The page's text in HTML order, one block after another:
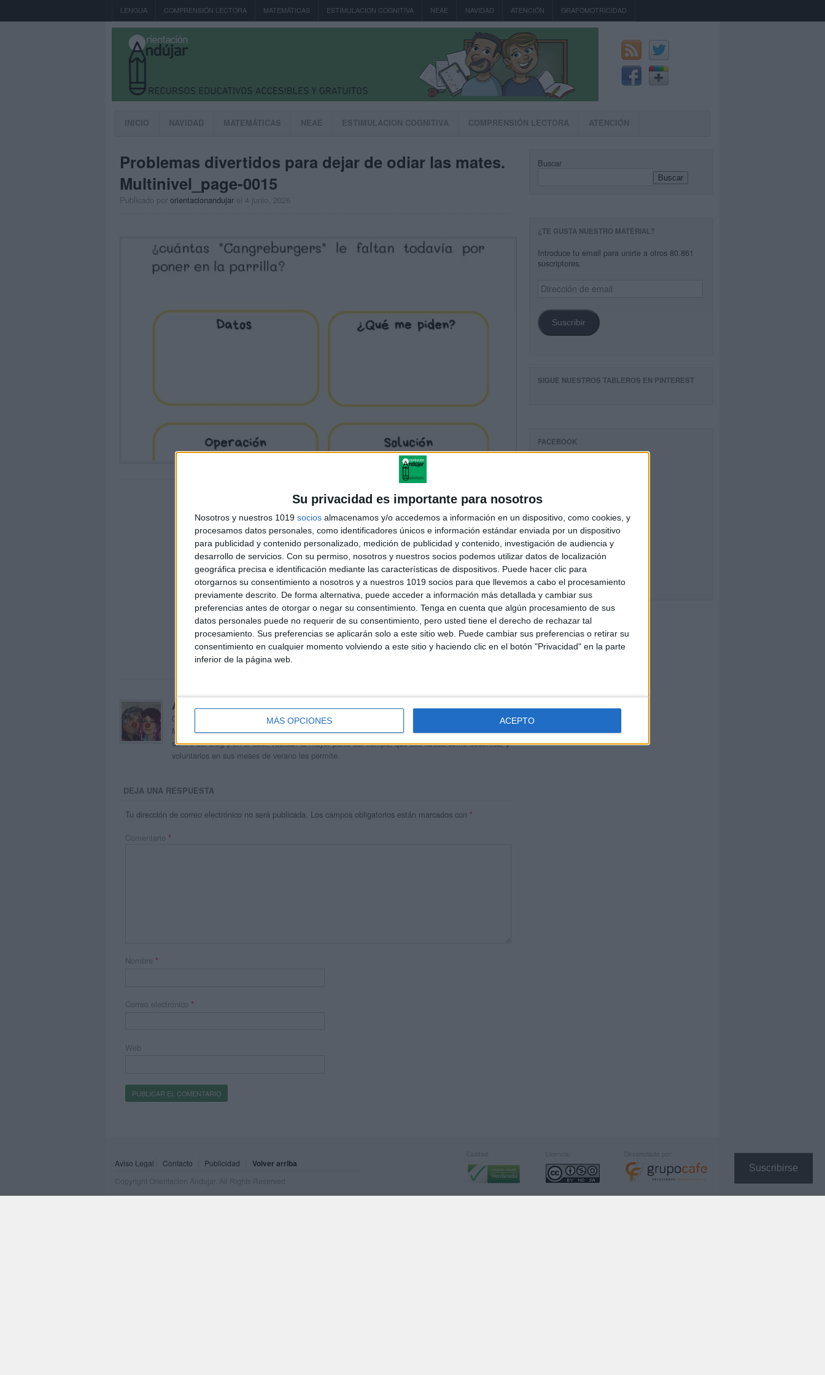
Su privacidad es importante para nosotros
Nosotros y nuestros 1019 socios almacenamos y/o accedemos a información en un dispositivo, como cookies, y
procesamos datos personales, como identificadores únicos e información estándar enviada por un dispositivo
para publicidad y contenido personalizado, medición de publicidad y contenido, investigación de audiencia y
desarrollo de servicios. Con su permiso, nosotros y nuestros socios podemos utilizar datos de localización
geográfica precisa e identificación mediante las características de dispositivos. Puede hacer clic para
otorgarnos su consentimiento a nosotros y a nuestros 1019 socios para que llevemos a cabo el procesamiento
previamente descrito. De forma alternativa, puede acceder a información más detallada y cambiar sus
preferencias antes de otorgar o negar su consentimiento. Tenga en cuenta que algún procesamiento de sus
datos personales puede no requerir de su consentimiento, pero usted tiene el derecho de rechazar tal
procesamiento. Sus preferencias se aplicarán solo a este sitio web. Puede cambiar sus preferencias o retirar su
consentimiento en cualquier momento volviendo a este sitio y haciendo clic en el botón "Privacidad" en la parte
inferior de la página web.
MÁS OPCIONES ACEPTO
Suscribirse
LENGUA COMPRENSIÓN LECTORA MATEMÁTICAS ESTIMULACION COGNITIVA NEAE NAVIDAD ATENCIÓN GRAFOMOTRICIDAD
INICIO NAVIDAD MATEMÁTICAS NEAE ESTIMULACION COGNITIVA COMPRENSIÓN LECTORA ATENCIÓN
Problemas divertidos para dejar de odiar las mates.
Multinivel_page-0015
Publicado por orientacionandujar el 4 junio, 2026
Acerca de orientacionandujar
Orientación Andújar no es solo un blog, es la apuesta personal de dos profesores Ginés y
Maribel, que además de ser pareja, son los encargados de los contenidos que encontramos
dentro del blog y en el cual, vuelcan la mayor parte del tiempo, que sus tareas como docentes, y
voluntarios en sus meses de verano les permite.
DEJA UNA RESPUESTA
Tu dirección de correo electrónico no será publicada. Los campos obligatorios están marcados con *
Comentario *
Nombre *
Correo electrónico *
Web
Buscar
Buscar
¿TE GUSTA NUESTRO MATERIAL?
Introduce tu email para unirte a otros 80.861
suscriptores.
Dirección
de
Suscribir
SIGUE NUESTROS TABLEROS EN PINTEREST
FACEBOOK
Aviso Legal Contacto Publicidad Volver arriba